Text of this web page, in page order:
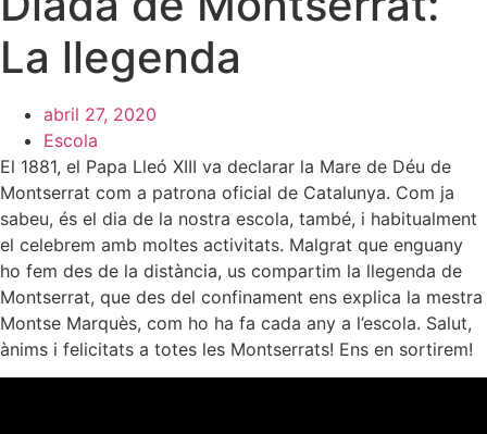
La llegenda
abril 27, 2020
Escola
El 1881, el Papa Lleó XIII va declarar la Mare de Déu de
Montserrat com a patrona oficial de Catalunya. Com ja
sabeu, és el dia de la nostra escola, també, i habitualment
el celebrem amb moltes activitats. Malgrat que enguany
ho fem des de la distància, us compartim la llegenda de
Montserrat, que des del confinament ens explica la mestra
Montse Marquès, com ho ha fa cada any a l’escola. Salut,
ànims i felicitats a totes les Montserrats! Ens en sortirem!